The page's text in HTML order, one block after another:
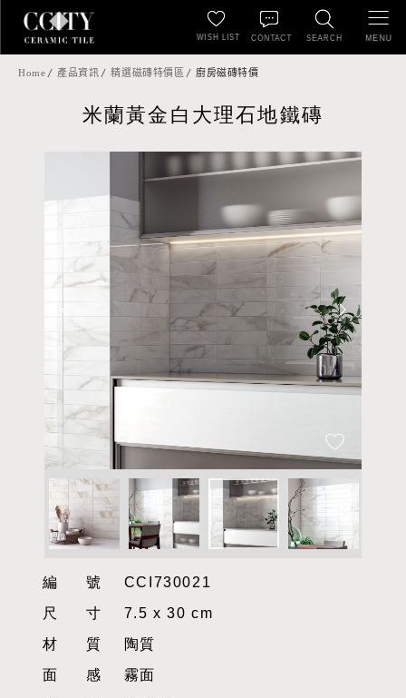
SEARCH
WISH LIST CONTACT MENU
Home 產品資訊 精選磁磚特價區 廚房磁磚特價
米蘭黃金白大理石地鐵磚
編號CCI730021
尺寸7.5 x 30 cm
材質陶質
面感霧面